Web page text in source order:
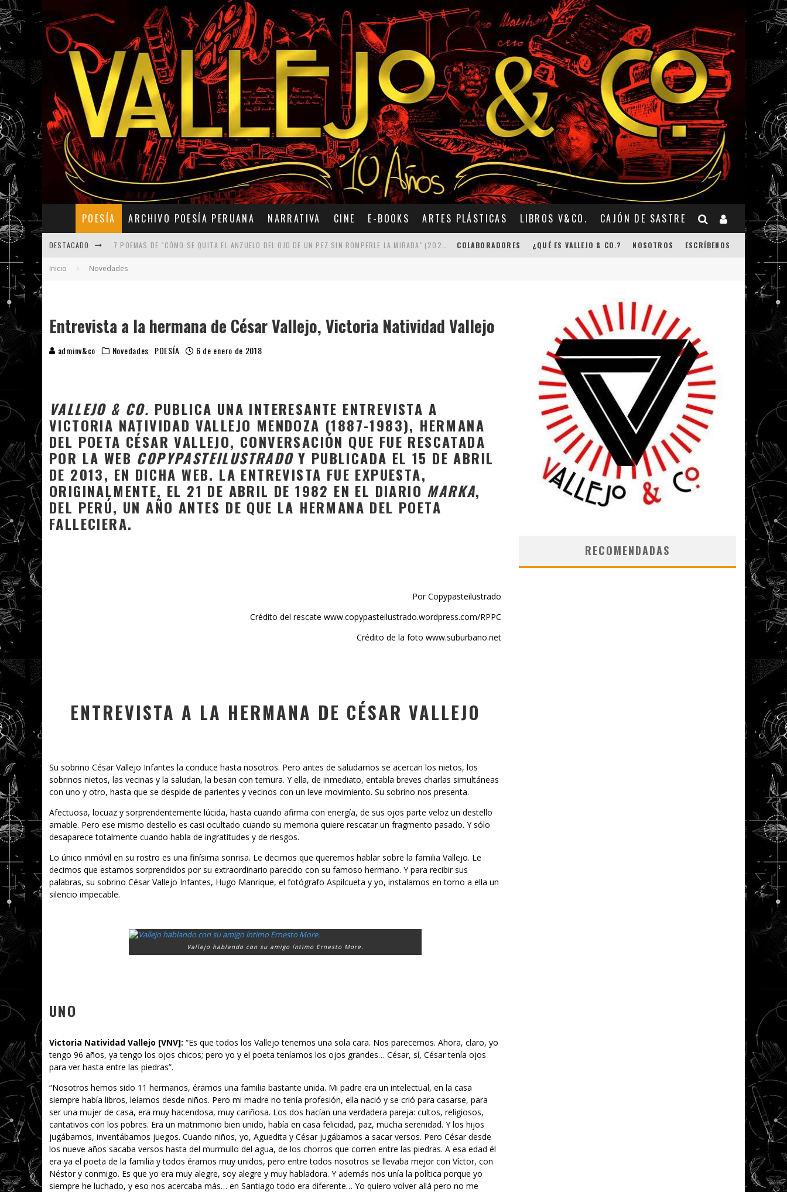
POESÍA ARCHIVO POESÍA PERUANA NARRATIVA CINE E-BOOKS ARTES PLÁSTICAS LIBROS V&CO. CAJÓN DE SASTRE
DESTACADO
5 POEMAS DE "NUNCA DE MÍ TU ESPEJISMO" (2025), DE ROMINA SILMAN
COLABORADORES ¿QUÉ ES VALLEJO & CO.? NOSOTROS ESCRÍBENOS
Inicio Novedades
Entrevista a la hermana de César Vallejo, Victoria Natividad Vallejo
adminv&co Novedades POESÍA 6 de enero de 2018
VALLEJO & CO. PUBLICA UNA INTERESANTE ENTREVISTA A
VICTORIA NATIVIDAD VALLEJO MENDOZA (1887-1983), HERMANA
DEL POETA CÉSAR VALLEJO, CONVERSACIÓN QUE FUE RESCATADA
POR LA WEB COPYPASTEILUSTRADOY PUBLICADA EL 15 DE ABRIL
DE 2013, EN DICHA WEB. LA ENTREVISTA FUE EXPUESTA,
ORIGINALMENTE, EL 21 DE ABRIL DE 1982 EN EL DIARIO MARKA,
DEL PERÚ, UN AÑO ANTES DE QUE LA HERMANA DEL POETA
FALLECIERA.
Por Copypasteilustrado
Crédito del rescate www.copypasteilustrado.wordpress.com/RPPC
Crédito de la foto www.suburbano.net
ENTREVISTA A LA HERMANA DE CÉSAR VALLEJO
Su sobrino César Vallejo Infantes la conduce hasta nosotros. Pero antes de saludarnos se acercan los nietos, los
sobrinos nietos, las vecinas y la saludan, la besan con ternura. Y ella, de inmediato, entabla breves charlas simultáneas
con uno y otro, hasta que se despide de parientes y vecinos con un leve movimiento. Su sobrino nos presenta.
Afectuosa, locuaz y sorprendentemente lúcida, hasta cuando afirma con energía, de sus ojos parte veloz un destello
amable. Pero ese mismo destello es casi ocultado cuando su memoria quiere rescatar un fragmento pasado. Y sólo
desaparece totalmente cuando habla de ingratitudes y de riesgos.
Lo único inmóvil en su rostro es una finísima sonrisa. Le decimos que queremos hablar sobre la familia Vallejo. Le
decimos que estamos sorprendidos por su extraordinario parecido con su famoso hermano. Y para recibir sus
palabras, su sobrino César Vallejo Infantes, Hugo Manrique, el fotógrafo Aspilcueta y yo, instalamos en torno a ella un
silencio impecable.
Vallejo hablando con su amigo íntimo Ernesto More.
UNO
Victoria Natividad Vallejo [VNV]: “Es que todos los Vallejo tenemos una sola cara. Nos parecemos. Ahora, claro, yo
tengo 96 años, ya tengo los ojos chicos; pero yo y el poeta teníamos los ojos grandes… César, sí, César tenía ojos
para ver hasta entre las piedras”.
“Nosotros hemos sido 11 hermanos, éramos una familia bastante unida. Mi padre era un intelectual, en la casa
siempre había libros, leíamos desde niños. Pero mi madre no tenía profesión, ella nació y se crió para casarse, para
ser una mujer de casa, era muy hacendosa, muy cariñosa. Los dos hacían una verdadera pareja: cultos, religiosos,
caritativos con los pobres. Era un matrimonio bien unido, había en casa felicidad, paz, mucha serenidad. Y los hijos
jugábamos, inventábamos juegos. Cuando niños, yo, Aguedita y César jugábamos a sacar versos. Pero César desde
los nueve años sacaba versos hasta del murmullo del agua, de los chorros que corren entre las piedras. A esa edad él
era ya el poeta de la familia y todos éramos muy unidos, pero entre todos nosotros se llevaba mejor con Víctor, con
Néstor y conmigo. Es que yo era muy alegre, soy alegre y muy habladora. Y además nos unía la política porque yo
siempre he luchado, y eso nos acercaba más… en Santiago todo era diferente… Yo quiero volver allá pero no me
RECOMENDADAS